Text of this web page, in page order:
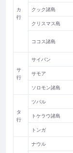
カ
行
クック諸島
クリスマス島
ココス諸島
サ
行
サイパン
サモア
ソロモン諸島
タ
行
ツバル
トケラウ諸島
トンガ
ナウル